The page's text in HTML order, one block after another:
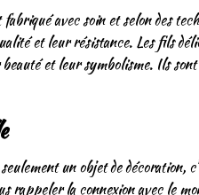
avec soin et selon des
et leur résistance. Les fils
et leur symbolisme. Ils
un objet de
rappeler la connexion avec le